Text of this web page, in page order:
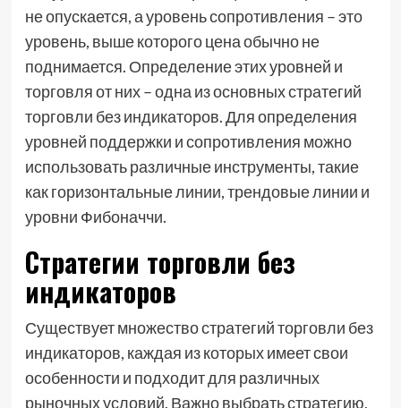
не опускается, а уровень сопротивления – это
уровень, выше которого цена обычно не
поднимается. Определение этих уровней и
торговля от них – одна из основных стратегий
торговли без индикаторов. Для определения
уровней поддержки и сопротивления можно
использовать различные инструменты, такие
как горизонтальные линии, трендовые линии и
уровни Фибоначчи.
Стратегии торговли без
индикаторов
Существует множество стратегий торговли без
индикаторов, каждая из которых имеет свои
особенности и подходит для различных
рыночных условий. Важно выбрать стратегию,